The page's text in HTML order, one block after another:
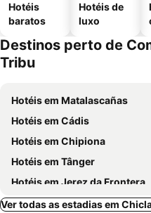
Hotéis
baratos
Hotéis de
luxo
Destinos perto de
Tribu
Hotéis em Matalascañas
Hotéis em Cádis
Hotéis em Chipiona
Hotéis em Tânger
Hotéis em Jerez da Frontera
Ver todas as estadias em